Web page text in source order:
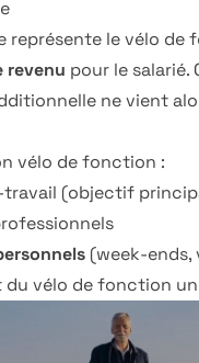
représente le vélo de
revenu pour le
ne vient
vélo de fonction :
travail (objectif
(week-ends,
vélo de fonction